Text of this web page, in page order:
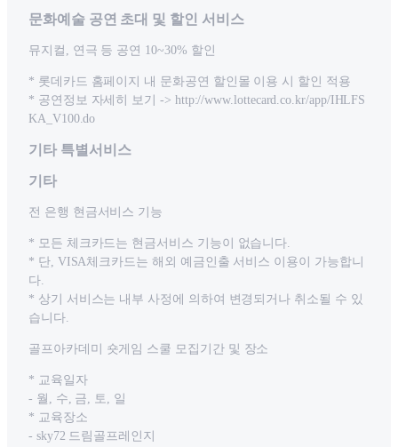
문화예술 공연 초대 및 할인 서비스
뮤지컬, 연극 등 공연 10~30% 할인
* 롯데카드 홈페이지 내 문화공연 할인몰 이용 시 할인 적용
* 공연정보 자세히 보기 -> http://www.lottecard.co.kr/app/IHLFS
KA_V100.do
기타 특별서비스
기타
전 은행 현금서비스 기능
* 모든 체크카드는 현금서비스 기능이 없습니다.
* 단, VISA체크카드는 해외 예금인출 서비스 이용이 가능합니
다.
* 상기 서비스는 내부 사정에 의하여 변경되거나 취소될 수 있
습니다.
골프아카데미 숏게임 스쿨 모집기간 및 장소
* 교육일자
- 월, 수, 금, 토, 일
* 교육장소
- sky72 드림골프레인지